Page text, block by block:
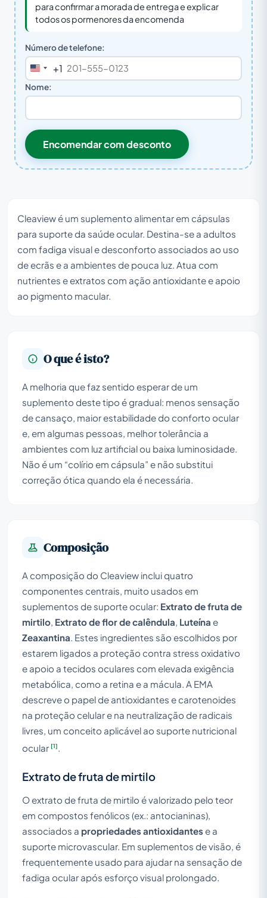
para confirmar a morada de entrega e explicar
todos os pormenores da encomenda
Número de telefone:
United
States
+1
Nome:
Encomendar com desconto
Cleaview é um suplemento alimentar em cápsulas
para suporte da saúde ocular. Destina-se a adultos
com fadiga visual e desconforto associados ao uso
de ecrãs e a ambientes de pouca luz. Atua com
nutrientes e extratos com ação antioxidante e apoio
ao pigmento macular.
O que é isto?
A melhoria que faz sentido esperar de um
suplemento deste tipo é gradual: menos sensação
de cansaço, maior estabilidade do conforto ocular
e, em algumas pessoas, melhor tolerância a
ambientes com luz artificial ou baixa luminosidade.
Não é um “colírio em cápsula” e não substitui
correção ótica quando ela é necessária.
Composição
A composição do Cleaview inclui quatro
componentes centrais, muito usados em
suplementos de suporte ocular: Extrato de fruta de
mirtilo Extrato de flor de calêndula Luteína e
Zeaxantina . Estes ingredientes são escolhidos por
estarem ligados a proteção contra stress oxidativo
e apoio a tecidos oculares com elevada exigência
metabólica, como a retina e a mácula. A EMA
descreve o papel de antioxidantes e carotenoides
na proteção celular e na neutralização de radicais
livres, um conceito aplicável ao suporte nutricional
ocular [1]
Extrato de fruta de mirtilo
O extrato de fruta de mirtilo é valorizado pelo teor
em compostos fenólicos (ex.: antocianinas),
associados a propriedades antioxidantese a
suporte microvascular. Em suplementos de visão, é
frequentemente usado para ajudar na sensação de
fadiga ocular após esforço visual prolongado.